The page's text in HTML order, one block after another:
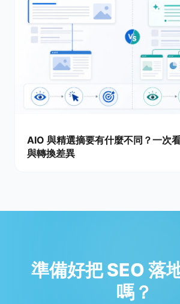
AIO 與精選摘要有什麼不同？一次
與轉換差異
準備好把 SEO 落
嗎？